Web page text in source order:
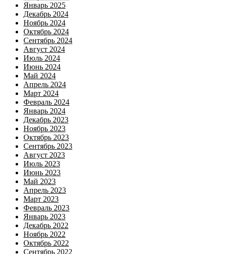
Январь 2025
Декабрь 2024
Ноябрь 2024
Октябрь 2024
Сентябрь 2024
Август 2024
Июль 2024
Июнь 2024
Май 2024
Апрель 2024
Март 2024
Февраль 2024
Январь 2024
Декабрь 2023
Ноябрь 2023
Октябрь 2023
Сентябрь 2023
Август 2023
Июль 2023
Июнь 2023
Май 2023
Апрель 2023
Март 2023
Февраль 2023
Январь 2023
Декабрь 2022
Ноябрь 2022
Октябрь 2022
Сентябрь 2022